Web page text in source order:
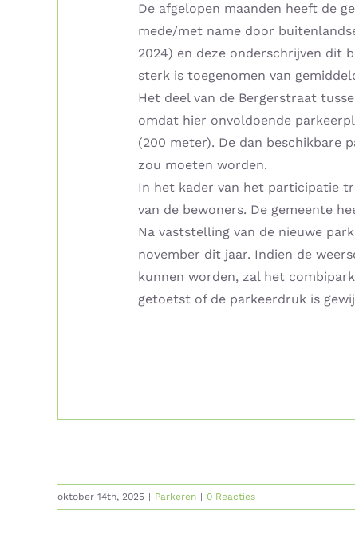
De afgelopen maanden heeft de
mede/met name door
2024) en deze onderschrijven dit
sterk is toegenomen van
Het deel van de Bergerstraat
omdat hier onvoldoende
(200 meter). De dan beschikbare
zou moeten worden.
In het kader van het participatie
van de bewoners. De gemeente
Na vaststelling van de nieuwe
november dit jaar. Indien de
kunnen worden, zal het
getoetst of de parkeerdruk is
oktober 14th, 2025 | Parkeren | 0 Reacties